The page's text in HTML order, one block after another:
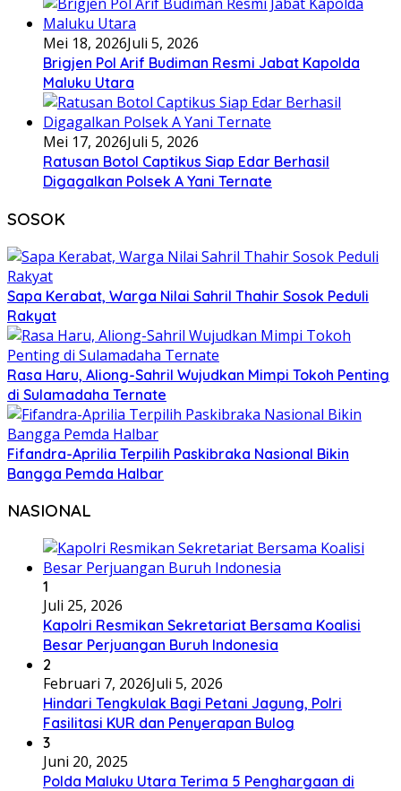
Mei 18, 2026Juli 5, 2026
Brigjen Pol Arif Budiman Resmi Jabat Kapolda
Maluku Utara
Mei 17, 2026Juli 5, 2026
Ratusan Botol Captikus Siap Edar Berhasil
Digagalkan Polsek A Yani Ternate
SOSOK
Sapa Kerabat, Warga Nilai Sahril Thahir Sosok Peduli
Rakyat
Rasa Haru, Aliong-Sahril Wujudkan Mimpi Tokoh Penting
di Sulamadaha Ternate
Fifandra-Aprilia Terpilih Paskibraka Nasional Bikin
Bangga Pemda Halbar
NASIONAL
1
Juli 25, 2026
Kapolri Resmikan Sekretariat Bersama Koalisi
Besar Perjuangan Buruh Indonesia
2
Februari 7, 2026Juli 5, 2026
Hindari Tengkulak Bagi Petani Jagung, Polri
Fasilitasi KUR dan Penyerapan Bulog
3
Juni 20, 2025
Polda Maluku Utara Terima 5 Penghargaan di